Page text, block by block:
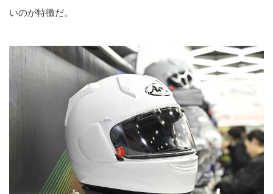
いのが特徴だ。